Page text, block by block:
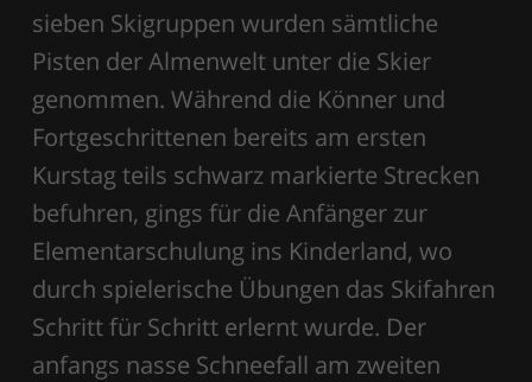
sieben Skigruppen wurden sämtliche
Pisten der Almenwelt unter die Skier
genommen. Während die Könner und
Fortgeschrittenen bereits am ersten
Kurstag teils schwarz markierte Strecken
befuhren, gings für die Anfänger zur
Elementarschulung ins Kinderland, wo
durch spielerische Übungen das Skifahren
Schritt für Schritt erlernt wurde. Der
anfangs nasse Schneefall am zweiten